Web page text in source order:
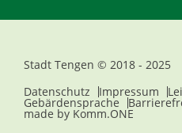
Stadt Tengen © 2018 - 2025
Datenschutz
Impressum
Gebärdensprache
made by Komm.ONE